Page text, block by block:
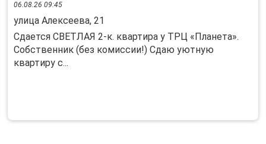
06.08.26 09:45
улица Алексеева, 21
Сдается СВЕТЛАЯ 2-к. квартира у ТРЦ «Планета».
Собственник (без комиссии!) Сдаю уютную
квартиру с...